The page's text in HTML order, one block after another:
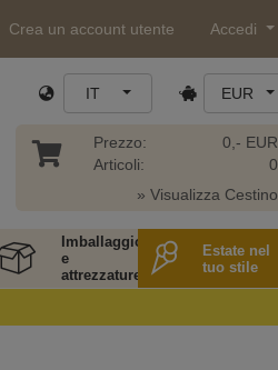
Crea un account utente Accedi
IT EUR
Prezzo:
Articoli:
0,- EUR
0
» Visualizza Cestino
Imballaggio
e
attrezzature
Estate nel
tuo stile